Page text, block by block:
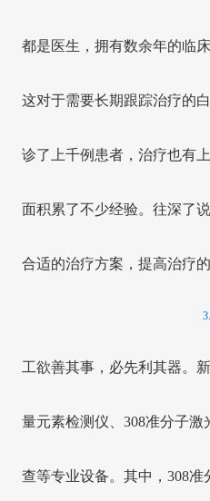
都是医生，拥有数余年的临
这对于需要长期跟踪治疗的
诊了上千例患者，治疗也有
面积累了不少经验。往深了
合适的治疗方案，提高治疗的
工欲善其事，必先利其器。
量元素检测仪、308准分子
查等专业设备。其中，308